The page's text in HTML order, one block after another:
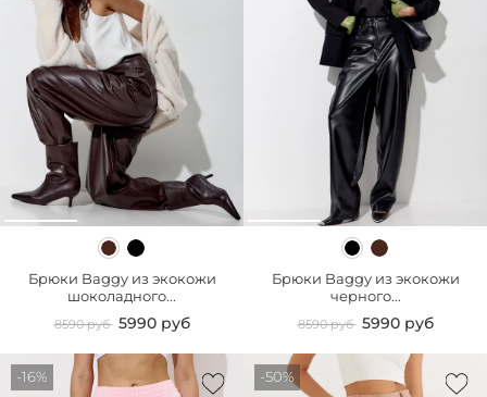
Брюки Baggy из экокожи
шоколадного...
8590 руб 5990 руб
Брюки Baggy из экокожи
черного...
8590 руб 5990 руб
-16% -50%